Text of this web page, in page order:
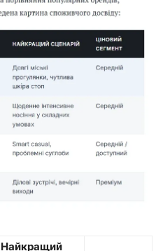
Найкращий